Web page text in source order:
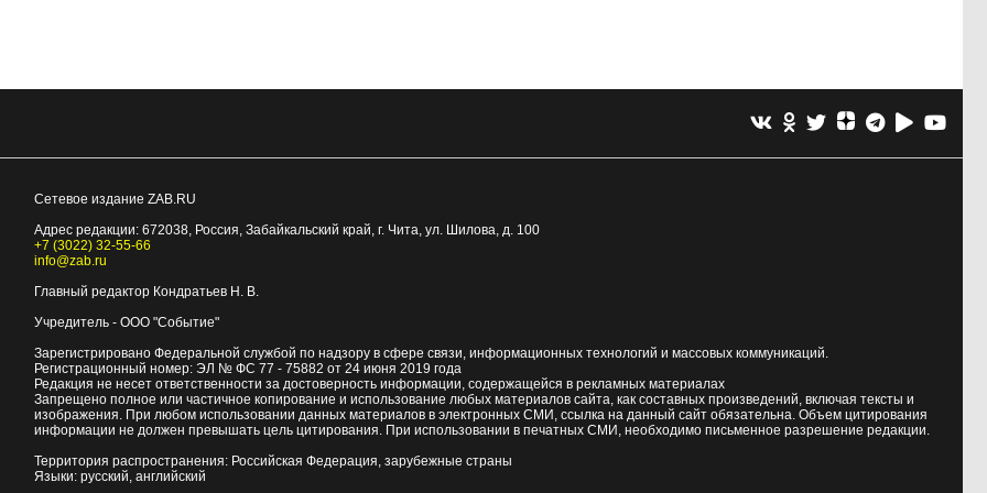
Сетевое издание ZAB.RU
Адрес редакции: 672038, Россия, Забайкальский край, г. Чита, ул. Шилова, д. 100
+7 (3022) 32-55-66
info@zab.ru
Главный редактор Кондратьев Н. В.
Учредитель - ООО "Событие"
Зарегистрировано Федеральной службой по надзору в сфере связи, информационных технологий и массовых коммуникаций.
Регистрационный номер: ЭЛ № ФС 77 - 75882 от 24 июня 2019 года
Редакция не несет ответственности за достоверность информации, содержащейся в рекламных материалах
Запрещено полное или частичное копирование и использование любых материалов сайта, как составных произведений, включая тексты и
изображения. При любом использовании данных материалов в электронных СМИ, ссылка на данный сайт обязательна. Объем цитирования
информации не должен превышать цель цитирования. При использовании в печатных СМИ, необходимо письменное разрешение редакции.
Территория распространения: Российская Федерация, зарубежные страны
Языки: русский, английский